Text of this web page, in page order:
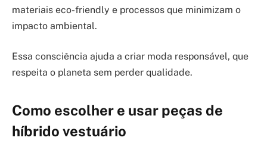
materiais eco-friendly e processos que minimizam o
impacto ambiental.
Essa consciência ajuda a criar moda responsável, que
respeita o planeta sem perder qualidade.
Como escolher e usar peças de
híbrido vestuário